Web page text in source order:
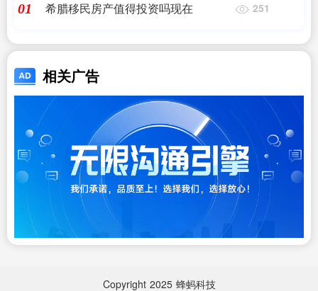
01 希腊移民房产值得投资吗现在 251
相关广告
Copyright 2025 蜂蚂科技